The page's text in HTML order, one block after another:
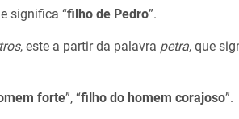
significa “filho de Pedro”.
, este a partir da palavra petra, que
forte”, “filho do homem corajoso”.